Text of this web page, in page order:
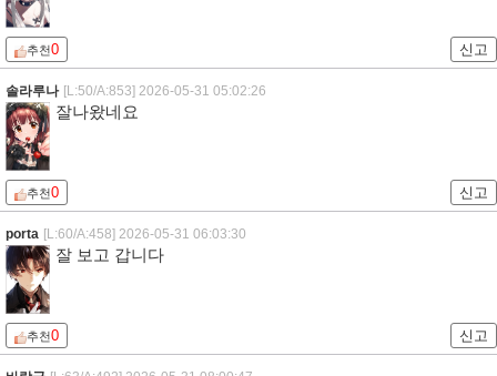
추천0 신고
솔라루나 [L:50/A:853] 2026-05-31 05:02:26
잘나왔네요
추천0 신고
porta [L:60/A:458] 2026-05-31 06:03:30
잘 보고 갑니다
추천0 신고